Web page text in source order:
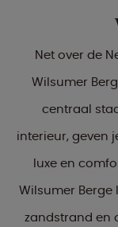
Net over de
Wilsumer
centraal
interieur, geven
luxe en
Wilsumer
zandstrand en